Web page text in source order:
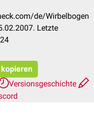
de/Wirbelbogen
Letzte
Versionsgeschichte